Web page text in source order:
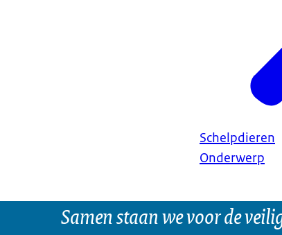
Schelpdieren
Onderwerp
Samen staan we voor de